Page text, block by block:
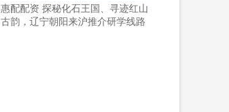
惠配配资 探秘化石王国、寻迹红山
古韵，辽宁朝阳来沪推介研学线路